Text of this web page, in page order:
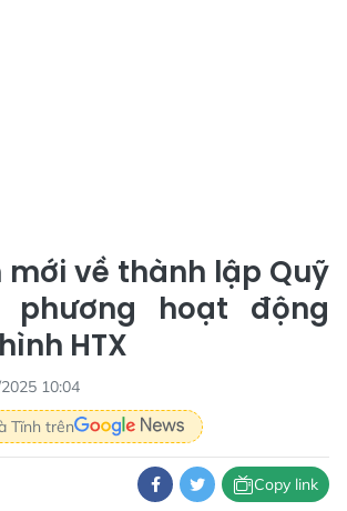
mới về thành lập Quỹ
phương hoạt động
HTX
10:04
Tĩnh trên
Copy link